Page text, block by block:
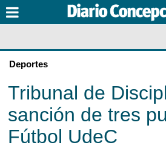
Deportes
Tribunal de
sanción de tres
Fútbol UdeC